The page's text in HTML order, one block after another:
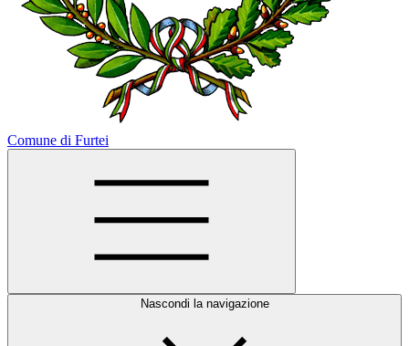
Comune di Furtei
Nascondi la navigazione